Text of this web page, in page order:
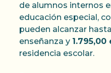
de alumnos internos
educación especial,
pueden alcanzar hasta
enseñanza y 1.795,00
residencia escolar.